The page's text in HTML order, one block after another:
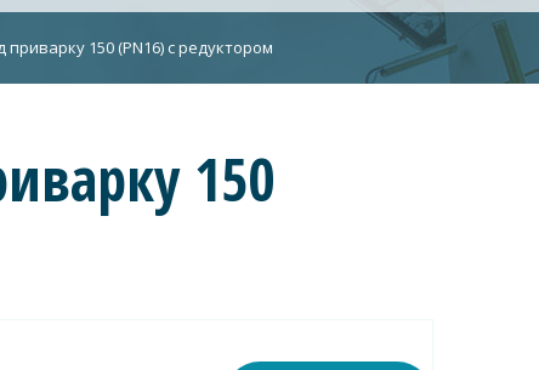
150 (PN16) с редуктором
150